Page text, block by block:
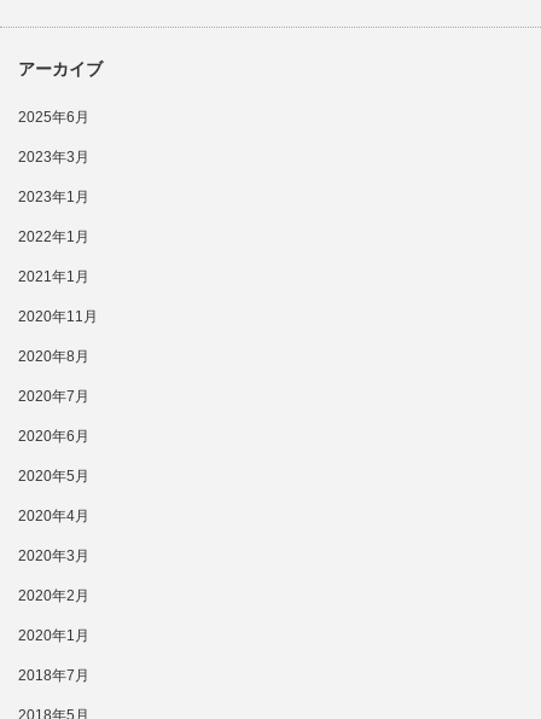
アーカイブ
2025年6月
2023年3月
2023年1月
2022年1月
2021年1月
2020年11月
2020年8月
2020年7月
2020年6月
2020年5月
2020年4月
2020年3月
2020年2月
2020年1月
2018年7月
2018年5月